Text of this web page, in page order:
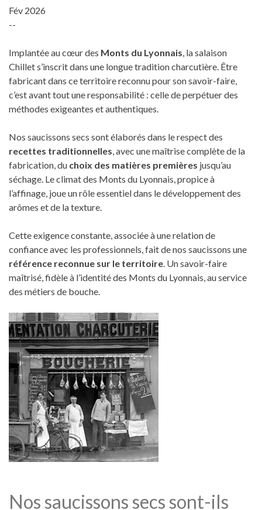
Fév 2026
--
Implantée au cœur des Monts du Lyonnais, la salaison
Chillet s’inscrit dans une longue tradition charcutière. Être
fabricant dans ce territoire reconnu pour son savoir-faire,
c’est avant tout une responsabilité : celle de perpétuer des
méthodes exigeantes et authentiques.
Nos saucissons secs sont élaborés dans le respect des
recettes traditionnelles, avec une maîtrise complète de la
fabrication, du choix des matières premières jusqu’au
séchage. Le climat des Monts du Lyonnais, propice à
l’affinage, joue un rôle essentiel dans le développement des
arômes et de la texture.
Cette exigence constante, associée à une relation de
confiance avec les professionnels, fait de nos saucissons une
référence reconnue sur le territoire. Un savoir-faire
maîtrisé, fidèle à l’identité des Monts du Lyonnais, au service
des métiers de bouche.
Nos saucissons secs sont-ils